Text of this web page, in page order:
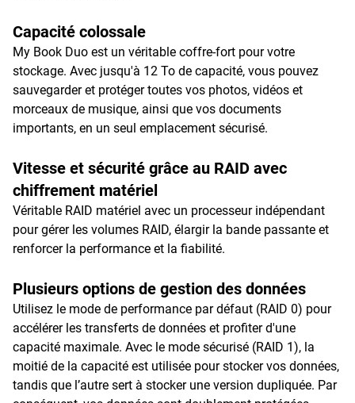
Capacité colossale
My Book Duo est un véritable coffre-fort pour votre
stockage. Avec jusqu'à 12 To de capacité, vous pouvez
sauvegarder et protéger toutes vos photos, vidéos et
morceaux de musique, ainsi que vos documents
importants, en un seul emplacement sécurisé.
Vitesse et sécurité grâce au RAID avec
chiffrement matériel
Véritable RAID matériel avec un processeur indépendant
pour gérer les volumes RAID, élargir la bande passante et
renforcer la performance et la fiabilité.
Plusieurs options de gestion des données
Utilisez le mode de performance par défaut (RAID 0) pour
accélérer les transferts de données et profiter d'une
capacité maximale. Avec le mode sécurisé (RAID 1), la
moitié de la capacité est utilisée pour stocker vos données,
tandis que l’autre sert à stocker une version dupliquée. Par